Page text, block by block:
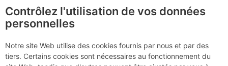
Plateau de Castelvieil -
Un an après, Au Fil de
Contrôlez l'utilisation de vos données
personnelles
Notre site Web utilise des cookies fournis par nous et par des
tiers. Certains cookies sont nécessaires au fonctionnement du